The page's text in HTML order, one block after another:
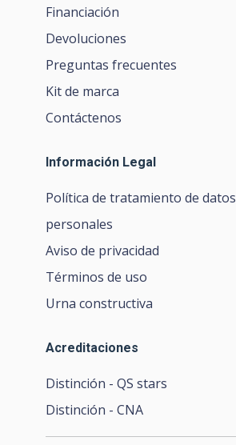
Financiación
Devoluciones
Preguntas frecuentes
Kit de marca
Contáctenos
Información Legal
Política de tratamiento de datos
personales
Aviso de privacidad
Términos de uso
Urna constructiva
Acreditaciones
Distinción - QS stars
Distinción - CNA